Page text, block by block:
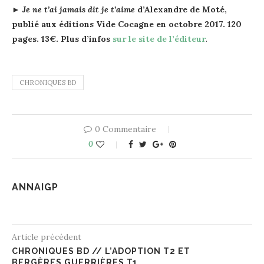
► Je ne t’ai jamais dit je t’aime d’Alexandre de Moté,
publié aux éditions Vide Cocagne en octobre 2017. 120
pages. 13€. Plus d’infos sur le site de l’éditeur.
CHRONIQUES BD
0 Commentaire
0
ANNAIGP
Article précédent
CHRONIQUES BD // L’ADOPTION T2 ET